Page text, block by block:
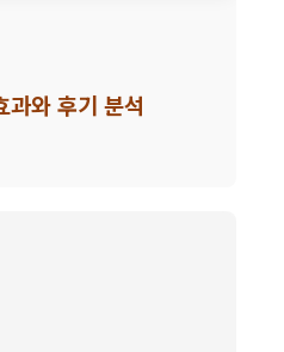
와 후기 분석